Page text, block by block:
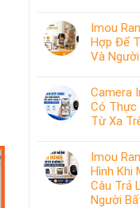
Imou
Hợp Để
Và
Camera
Có Thực
Từ Xa
Imou
Hình Khi
Câu Trả
Người